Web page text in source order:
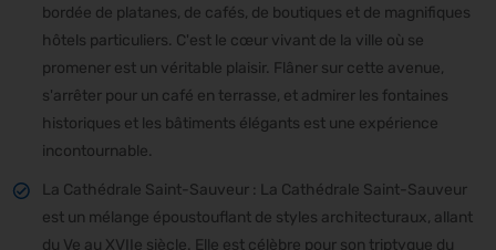
bordée de platanes, de cafés, de boutiques et de magnifiques
hôtels particuliers. C'est le cœur vivant de la ville où se
promener est un véritable plaisir. Flâner sur cette avenue,
s'arrêter pour un café en terrasse, et admirer les fontaines
historiques et les bâtiments élégants est une expérience
incontournable.
La Cathédrale Saint-Sauveur : La Cathédrale Saint-Sauveur
est un mélange époustouflant de styles architecturaux, allant
du Ve au XVIIe siècle. Elle est célèbre pour son triptyque du